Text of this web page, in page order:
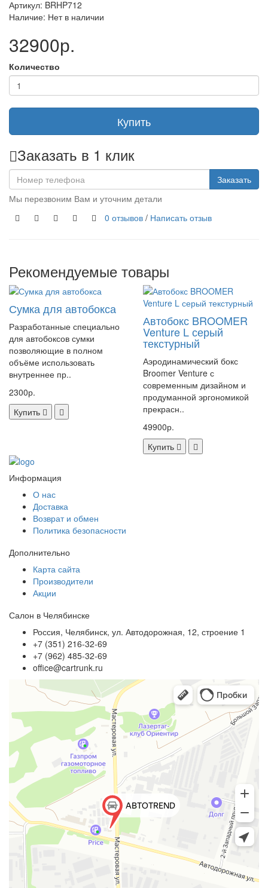
Артикул: BRHP712
Наличие: Нет в наличии
32900р.
Количество
Купить
Заказать в 1 клик
Заказать
Мы перезвоним Вам и уточним детали
0 отзывов / Написать отзыв
Рекомендуемые товары
Сумка для автобокса
Разработанные специально
для автобоксов сумки
позволяющие в полном
объёме использовать
внутреннее пр..
2300р.
Купить
Автобокс BROOMER
Venture L серый
текстурный
Аэродинамический бокс
Broomer Venture с
современным дизайном и
продуманной эргономикой
прекрасн..
49900р.
Купить
Информация
О нас
Доставка
Возврат и обмен
Политика безопасности
Дополнительно
Карта сайта
Производители
Акции
Салон в Челябинске
Россия, Челябинск, ул. Автодорожная, 12, строение 1
+7 (351) 216-32-69
+7 (962) 485-32-69
office@cartrunk.ru